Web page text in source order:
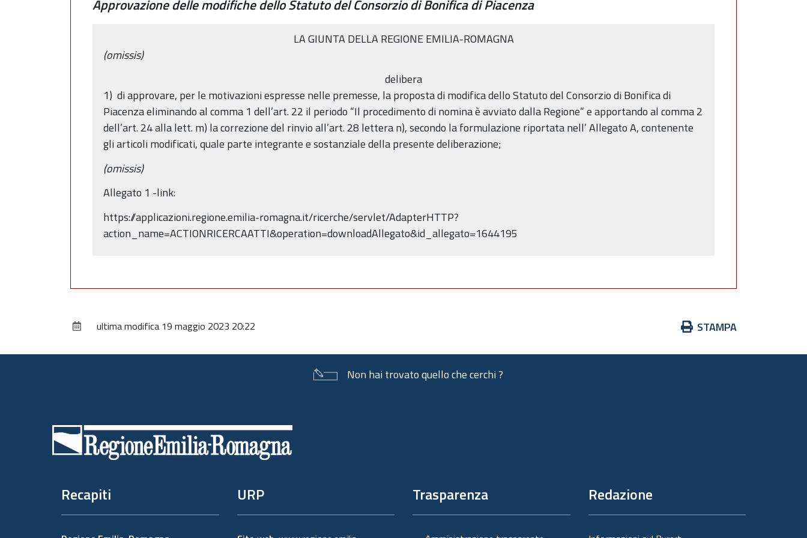
Approvazione delle modifiche dello Statuto del Consorzio di Bonifica di Piacenza
LA GIUNTA DELLA REGIONE EMILIA-ROMAGNA
(omissis)
delibera
1) di approvare, per le motivazioni espresse nelle premesse, la proposta di modifica dello Statuto del Consorzio di Bonifica di
Piacenza eliminando al comma 1 dell’art. 22 il periodo “Il procedimento di nomina è avviato dalla Regione” e apportando al comma 2
dell’art. 24 alla lett. m) la correzione del rinvio all’art. 28 lettera n), secondo la formulazione riportata nell’ Allegato A, contenente
gli articoli modificati, quale parte integrante e sostanziale della presente deliberazione;
(omissis)
Allegato 1 -link:
https://applicazioni.regione.emilia-romagna.it/ricerche/servlet/AdapterHTTP?
action_name=ACTIONRICERCAATTI&operation=downloadAllegato&id_allegato=1644195
Azioni
documento
STAMPA
ultima modifica 19 maggio 2023 20:22
Non hai trovato quello che cerchi ?
Recapiti URP Trasparenza Redazione